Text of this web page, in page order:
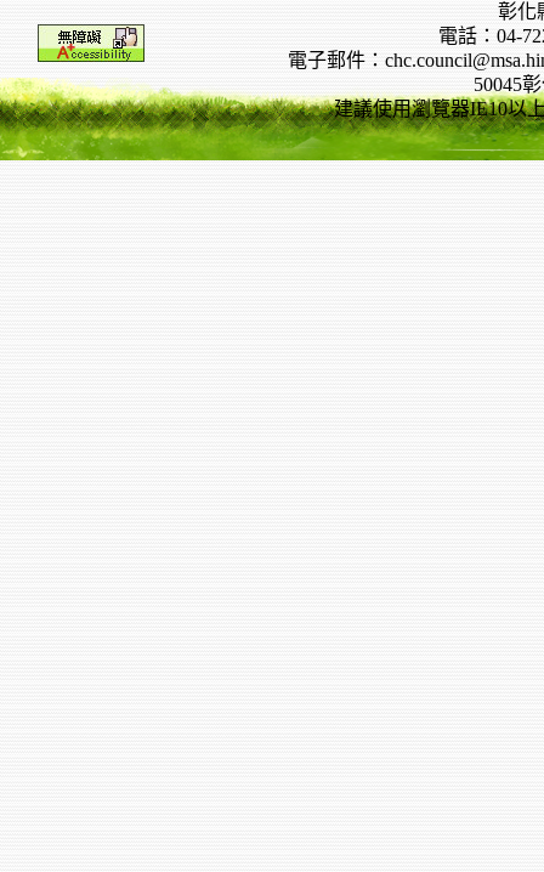
彰化
電話：04-
電子郵件：
50045
建議使用瀏覽器IE10以